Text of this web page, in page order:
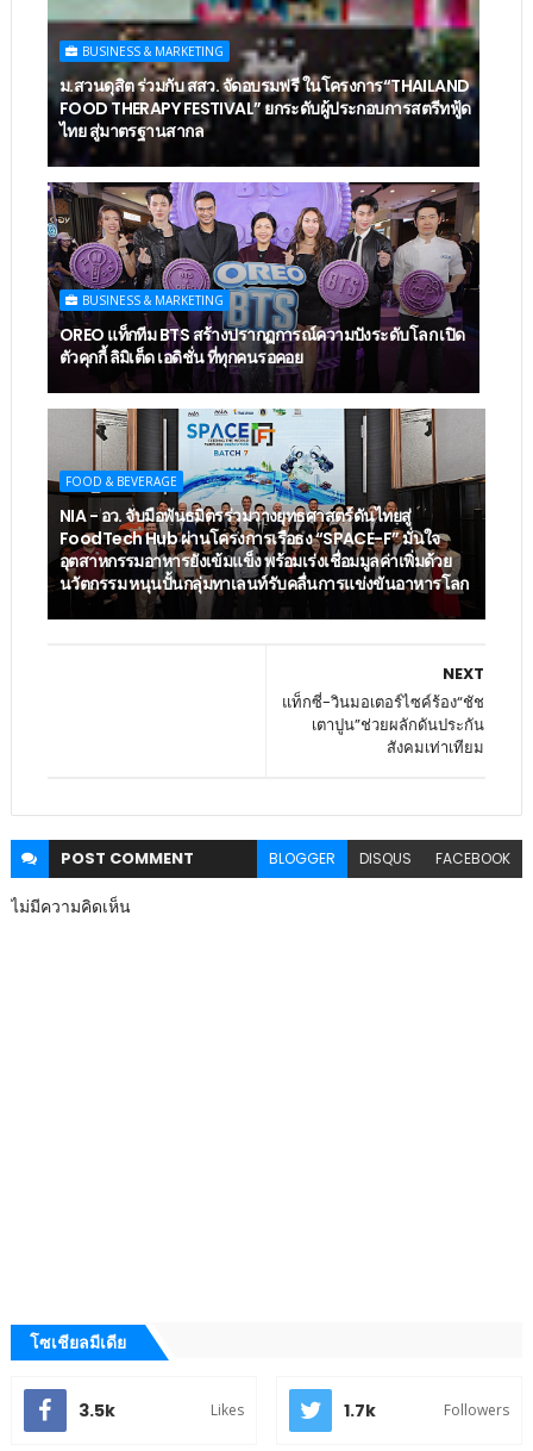
BUSINESS & MARKETING
ม.สวนดุสิต ร่วมกับ สสว. จัดอบรมฟรี ในโครงการ“THAILAND
FOOD THERAPY FESTIVAL” ยกระดับผู้ประกอบการสตรีทฟู้ด
ไทย สู่มาตรฐานสากล
BUSINESS & MARKETING
OREO แท็กทีม BTS สร้างปรากฏการณ์ความปังระดับโลก เปิด
ตัวคุกกี้ ลิมิเต็ด เอดิชั่น ที่ทุกคนรอคอย
FOOD & BEVERAGE
NIA - อว. จับมือพันธมิตรร่วมวางยุทธศาสตร์ดันไทยสู่
FoodTech Hub ผ่านโครงการเรือธง “SPACE-F” มั่นใจ
อุตสาหกรรมอาหารยังเข้มแข็ง พร้อมเร่งเชื่อมมูลค่าเพิ่มด้วย
นวัตกรรม หนุนปั้นกลุ่มทาเลนท์รับคลื่นการแข่งขันอาหารโลก
NEXT
แท็กซี่-วินมอเตอร์ไซค์ร้อง“ชัช
เตาปูน”ช่วยผลักดันประกัน
สังคมเท่าเทียม
POST COMMENT BLOGGER DISQUS FACEBOOK
ไม่มีความคิดเห็น
โซเชียลมีเดีย
3.5k Likes 1.7k Followers